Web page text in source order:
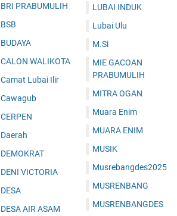
BRI PRABUMULIH
BSB
BUDAYA
CALON WALIKOTA
Camat Lubai Ilir
Cawagub
CERPEN
Daerah
DEMOKRAT
DENI VICTORIA
DESA
DESA AIR ASAM
LUBAI INDUK
Lubai Ulu
M.Si
MIE GACOAN
PRABUMULIH
MITRA OGAN
Muara Enim
MUARA ENIM
MUSIK
Musrebangdes2025
MUSRENBANG
MUSRENBANGDES